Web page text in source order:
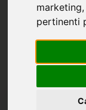
marketing,
pertinenti